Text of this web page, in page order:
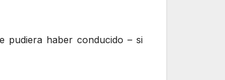
pudiera haber conducido – si